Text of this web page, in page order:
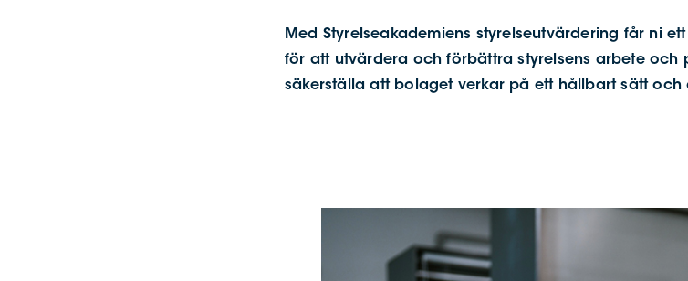
Med Styrelseakademiens styrelseutvärdering får ni
för att utvärdera och förbättra styrelsens arbete och
säkerställa att bolaget verkar på ett hållbart sätt